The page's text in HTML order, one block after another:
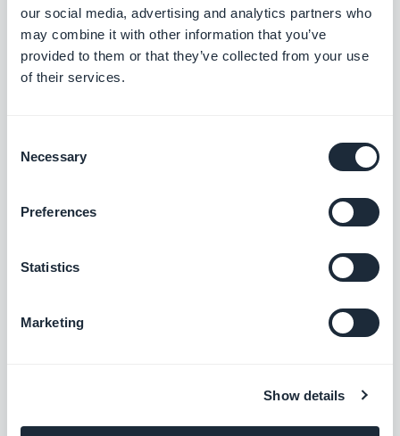
our social media, advertising and analytics partners who
may combine it with other information that you’ve
provided to them or that they’ve collected from your use
of their services.
Selection
Necessary
Preferences
Statistics
Marketing
Show details
Crea un tutorial integrato che guidi gli utenti